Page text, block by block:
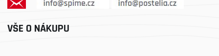
VŠE O NÁKUPU